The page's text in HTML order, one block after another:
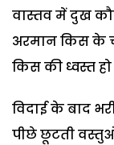
वास्तव में दुख
अरमान किस के
किस की ध्वस्त
विदाई के बाद
पीछे छूटती